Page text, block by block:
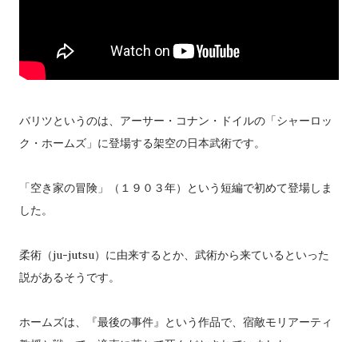
バリツというのは、アーサー・コナン・ドイルの「シャーロッ
ク・ホームズ」に登場する架空の日本武術です。
「空き家の冒険」（１９０３年）という短編で初めて登場しま
した。
柔術（ju-jutsu）に由来するとか、武術から来ているといった
説があるそうです。
ホームズは、『最後の事件』という作品で、宿敵モリアーティ